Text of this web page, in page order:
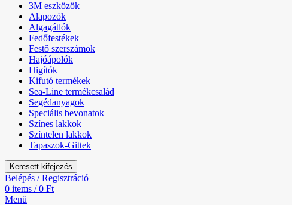
3M eszközök
Alapozók
Algagátlók
Fedőfestékek
Festő szerszámok
Hajóápolók
Higítók
Kifutó termékek
Sea-Line termékcsalád
Segédanyagok
Speciális bevonatok
Színes lakkok
Színtelen lakkok
Tapaszok-Gittek
Keresett kifejezés
Belépés / Regisztráció
0 items / 0 Ft
Menü